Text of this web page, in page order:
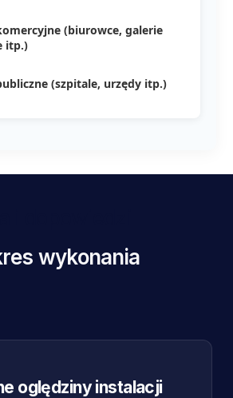
(biurowce, galerie
itp.)
(szpitale, urzędy itp.)
wykonania
oględziny instalacji